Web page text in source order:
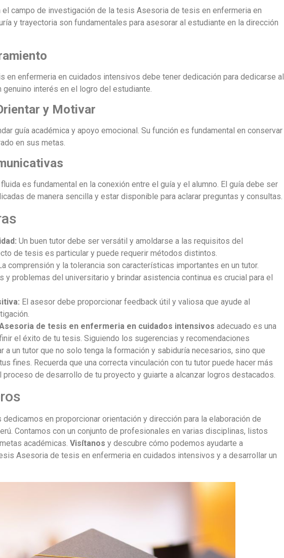
el campo de investigación de la tesis Asesoria de tesis en enfermeria en
y trayectoria son fundamentales para asesorar al estudiante en la dirección
en enfermeria en cuidados intensivos debe tener dedicación para dedicarse al
interés en el logro del estudiante.
y Motivar
guía académica y apoyo emocional. Su función es fundamental en conservar
en sus metas.
es fundamental en la conexión entre el guía y el alumno. El guía debe ser
de manera sencilla y estar disponible para aclarar preguntas y consultas.
Un buen tutor debe ser versátil y amoldarse a las requisitos del
de tesis es particular y puede requerir métodos distintos.
comprensión y la tolerancia son características importantes en un tutor.
y problemas del universitario y brindar asistencia continua es crucial para el
El asesor debe proporcionar feedback útil y valiosa que ayude al
de tesis en enfermeria en cuidados intensivos adecuado es una
el éxito de tu tesis. Siguiendo los sugerencias y recomendaciones
a un tutor que no solo tenga la formación y sabiduría necesarios, sino que
fines. Recuerda que una correcta vinculación con tu tutor puede hacer más
de desarrollo de tu proyecto y guiarte a alcanzar logros destacados.
dedicamos en proporcionar orientación y dirección para la elaboración de
Contamos con un conjunto de profesionales en varias disciplinas, listos
académicas. Visítanos y descubre cómo podemos ayudarte a
Asesoria de tesis en enfermeria en cuidados intensivos y a desarrollar un